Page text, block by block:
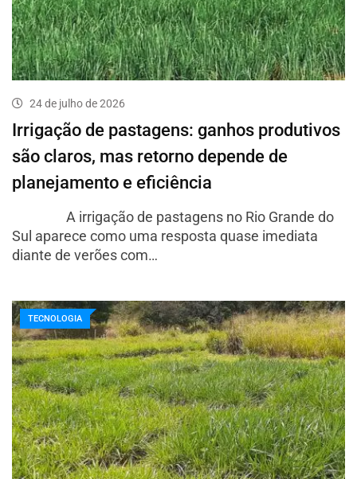
24 de julho de 2026
Irrigação de pastagens: ganhos produtivos
são claros, mas retorno depende de
planejamento e eficiência
A irrigação de pastagens no Rio Grande do
Sul aparece como uma resposta quase imediata
diante de verões com…
TECNOLOGIA